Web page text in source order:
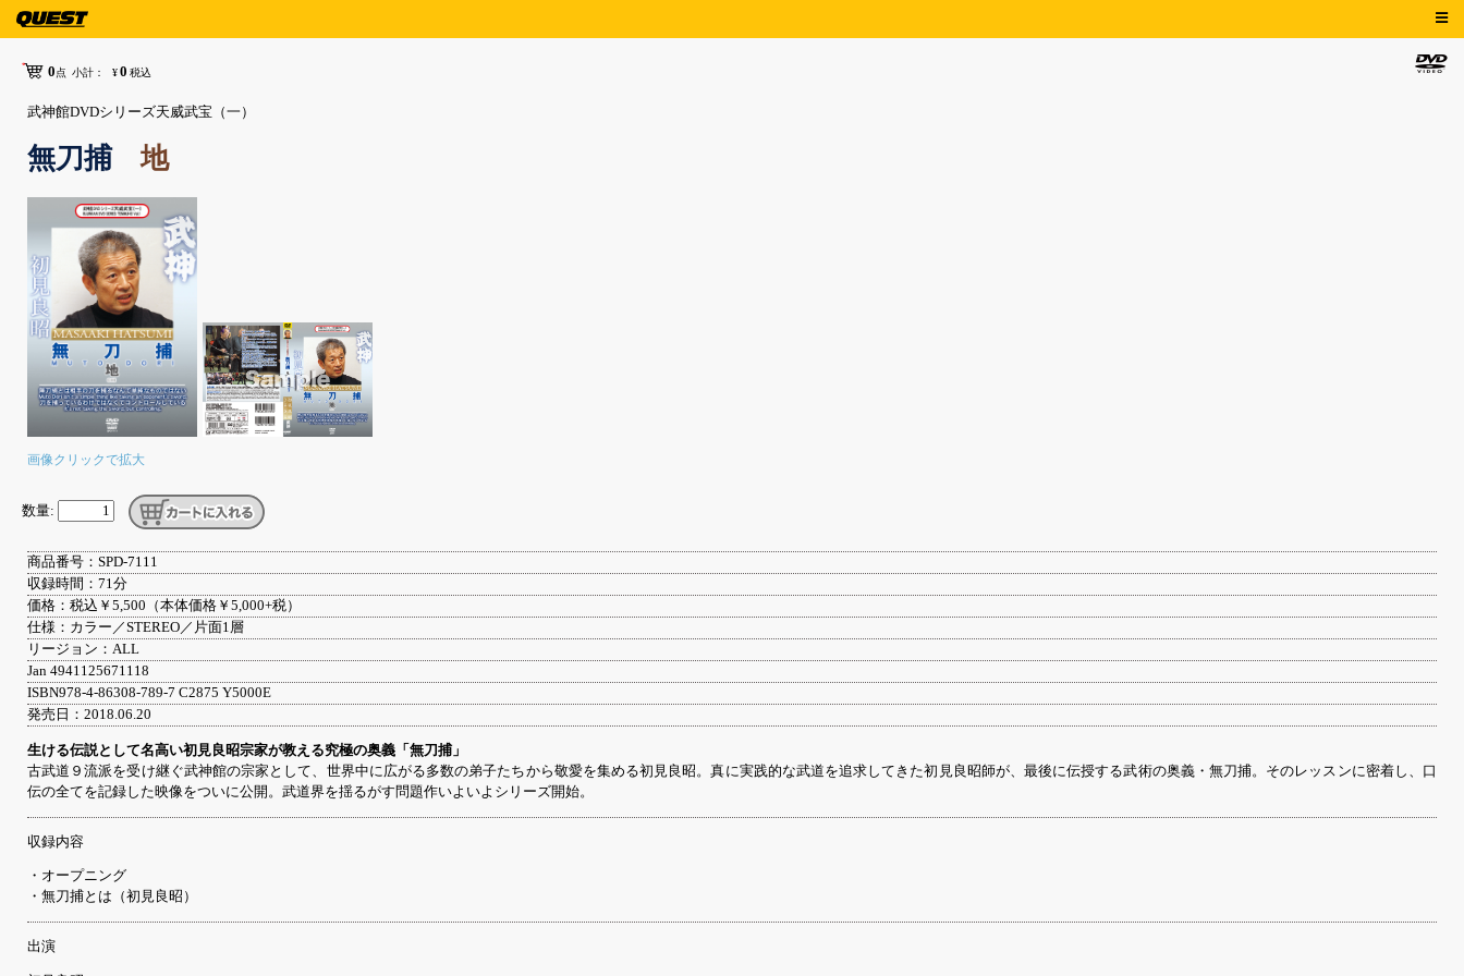
0点 小計： ¥0 税込
武神館DVDシリーズ天威武宝（一）
無刀捕地
画像クリックで拡大
数量:
商品番号：SPD-7111
収録時間：71分
価格：税込￥5,500（本体価格￥5,000+税）
仕様：カラー／STEREO／片面1層
リージョン：ALL
Jan 4941125671118
ISBN978-4-86308-789-7 C2875 Y5000E
発売日：2018.06.20
生ける伝説として名高い初見良昭宗家が教える究極の奥義「無刀捕」
古武道９流派を受け継ぐ武神館の宗家として、世界中に広がる多数の弟子たちから敬愛を集める初見良昭。真に実践的な武道を追求してきた初見良昭師が、最後に伝授する武術の奥義・無刀捕。そのレッスンに密着し、口
伝の全てを記録した映像をついに公開。武道界を揺るがす問題作いよいよシリーズ開始。
収録内容
・オープニング
・無刀捕とは（初見良昭）
出演